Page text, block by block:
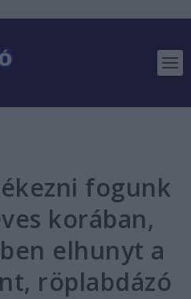
fogunk
korában,
elhunyt a
röplabdázó